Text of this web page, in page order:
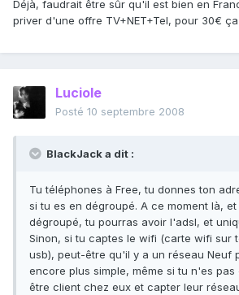
Déjà, faudrait être sûr qu'il est bien en
priver d'une offre TV+NET+Tel, pour 30€
Luciole
Posté 10 septembre 2008
BlackJack a dit :
Tu téléphones à Free, tu donnes ton
si tu es en dégroupé. A ce moment là,
dégroupé, tu pourras avoir l'adsl, et
Sinon, si tu captes le wifi (carte wifi sur
usb), peut-être qu'il y a un réseau Neuf
encore plus simple, même si tu n'es
être client chez eux et capter leur